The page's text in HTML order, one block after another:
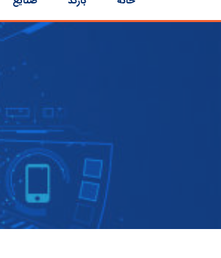
محتوا